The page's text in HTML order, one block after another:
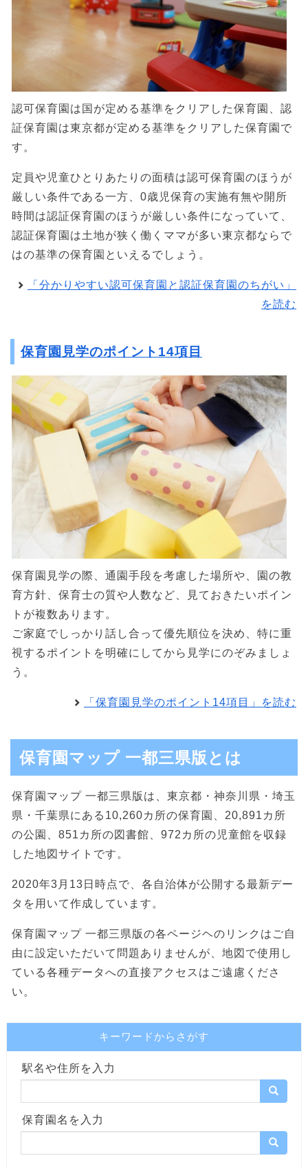
認可保育園は国が定める基準をクリアした保育園、認
証保育園は東京都が定める基準をクリアした保育園で
す。
定員や児童ひとりあたりの面積は認可保育園のほうが
厳しい条件である一方、0歳児保育の実施有無や開所
時間は認証保育園のほうが厳しい条件になっていて、
認証保育園は土地が狭く働くママが多い東京都ならで
はの基準の保育園といえるでしょう。
「分かりやすい認可保育園と認証保育園のちがい」
を読む
保育園見学のポイント14項目
保育園見学の際、通園手段を考慮した場所や、園の教
育方針、保育士の質や人数など、見ておきたいポイン
トが複数あります。
ご家庭でしっかり話し合って優先順位を決め、特に重
視するポイントを明確にしてから見学にのぞみましょ
う。
「保育園見学のポイント14項目」を読む
保育園マップ 一都三県版とは
保育園マップ 一都三県版は、東京都・神奈川県・埼玉
県・千葉県にある10,260カ所の保育園、20,891カ所
の公園、851カ所の図書館、972カ所の児童館を収録
した地図サイトです。
2020年3月13日時点で、各自治体が公開する最新デー
タを用いて作成しています。
保育園マップ 一都三県版の各ページヘのリンクはご自
由に設定いただいて問題ありませんが、地図で使用し
ている各種データへの直接アクセスはご遠慮くださ
い。
キーワードからさがす
駅名や住所を入力
保育園名を入力